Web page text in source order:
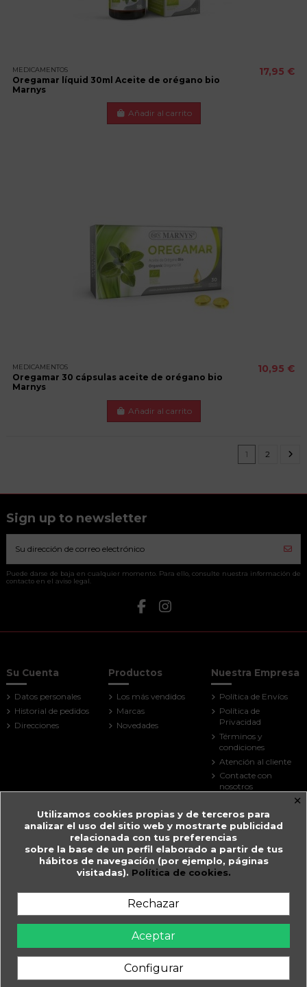
MEDICAMENTOS
Oregamar líquid 30ml Aceite de orégano bio
Marnys
17,95 €
Añadir al carrito
MEDICAMENTOS
Oregamar 30 cápsulas aceite de orégano bio
Marnys
10,95 €
Añadir al carrito
1 2
Sign up to newsletter
Puede darse de baja en cualquier momento. Para ello, consulte nuestra información de
contacto en el aviso legal.
Su Cuenta
Datos personales
Historial de pedidos
Direcciones
Productos
Los más vendidos
Marcas
Novedades
Nuestra Empresa
Política de Envíos
Política de
Privacidad
Términos y
condiciones
Atención al cliente
Contacte con
nosotros
Tiendas
Farmacia Guitart
Prat de la Creu, 59
Andorra
+376 825 033
farmaciaguitart@andorra.ad
Farmàcia Guitart en Andorra la Vella.
×
Utilizamos cookies propias y de terceros para
analizar el uso del sitio web y mostrarte publicidad
relacionada con tus preferencias
sobre la base de un perfil elaborado a partir de tus
hábitos de navegación (por ejemplo, páginas
visitadas). Política de cookies.
Rechazar
Aceptar
Configurar